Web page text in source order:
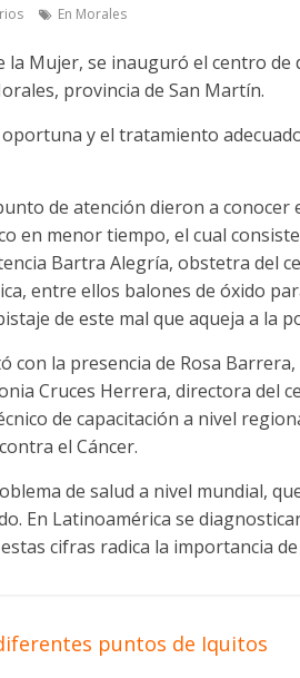
En Morales
la Mujer, se inauguró el centro de
provincia de San Martín.
y el tratamiento
de atención dieron a conocer
en menor tiempo, el cual
Bartra Alegría, obstetra del
entre ellos balones de óxido
de este mal que aqueja a la
con la presencia de Rosa
Cruces Herrera, directora del
de capacitación a nivel
el Cáncer.
de salud a nivel mundial,
En Latinoamérica se
cifras radica la importancia
puntos de Iquitos